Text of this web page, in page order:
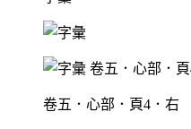
卷五．心部．頁4．右